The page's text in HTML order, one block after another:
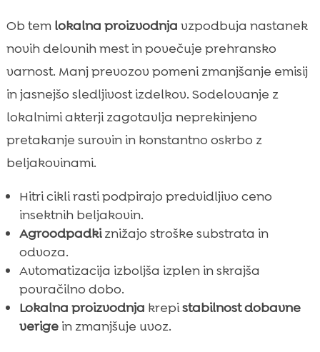
Ob tem lokalna proizvodnja vzpodbuja nastanek
novih delovnih mest in povečuje prehransko
varnost. Manj prevozov pomeni zmanjšanje emisij
in jasnejšo sledljivost izdelkov. Sodelovanje z
lokalnimi akterji zagotavlja neprekinjeno
pretakanje surovin in konstantno oskrbo z
beljakovinami.
Hitri cikli rasti podpirajo predvidljivo ceno
insektnih beljakovin.
Agroodpadkiznižajo stroške substrata in
odvoza.
Avtomatizacija izboljša izplen in skrajša
povračilno dobo.
Lokalna proizvodnja krepistabilnost dobavne
verigein zmanjšuje uvoz.